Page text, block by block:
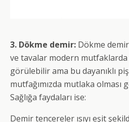
3. Dökme demir: Dökme
ve tavalar modern
görülebilir ama bu dayanıklı
mutfağımızda mutlaka olması
Sağlığa faydaları ise:
Demir tencereler ısıyı eşit